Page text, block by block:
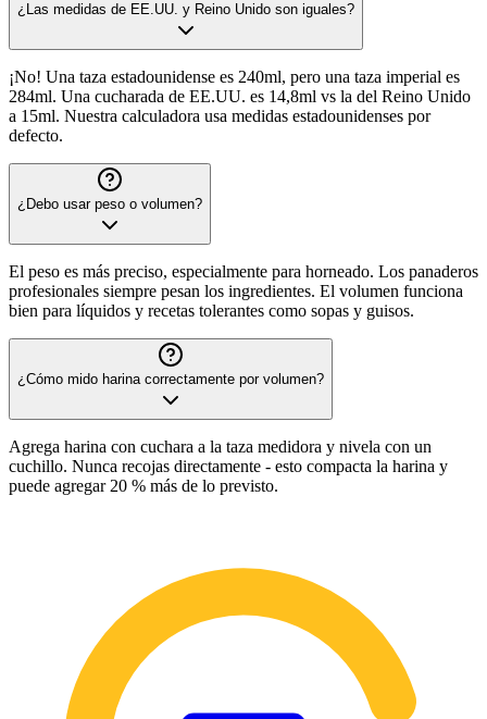
¿Las medidas de EE.UU. y Reino Unido son iguales?
¡No! Una taza estadounidense es 240ml, pero una taza imperial es
284ml. Una cucharada de EE.UU. es 14,8ml vs la del Reino Unido
a 15ml. Nuestra calculadora usa medidas estadounidenses por
defecto.
¿Debo usar peso o volumen?
El peso es más preciso, especialmente para horneado. Los panaderos
profesionales siempre pesan los ingredientes. El volumen funciona
bien para líquidos y recetas tolerantes como sopas y guisos.
¿Cómo mido harina correctamente por volumen?
Agrega harina con cuchara a la taza medidora y nivela con un
cuchillo. Nunca recojas directamente - esto compacta la harina y
puede agregar 20 % más de lo previsto.